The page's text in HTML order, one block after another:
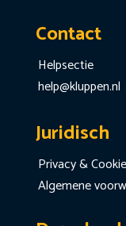
Contact
Helpsectie
help@kluppen.nl
Juridisch
Privacy &
Algemene